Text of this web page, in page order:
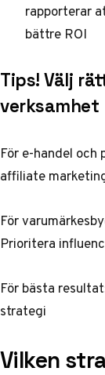
rapporterar
bättre ROI
Tips! Välj
verksamhet
För e-handel
affiliate
För
Prioritera
För bästa
strategi
Vilken